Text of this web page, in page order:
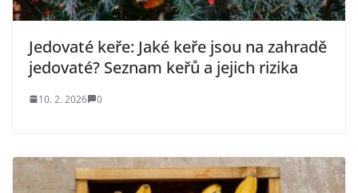
Jedovaté keře: Jaké keře jsou na zahradě
jedovaté? Seznam keřů a jejich rizika
10. 2. 2026 0